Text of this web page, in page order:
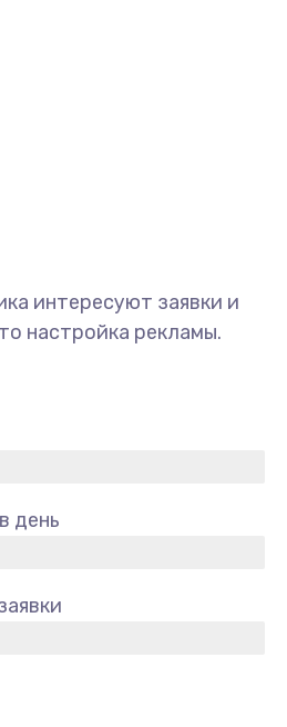
интересуют заявки и
настройка рекламы.
день